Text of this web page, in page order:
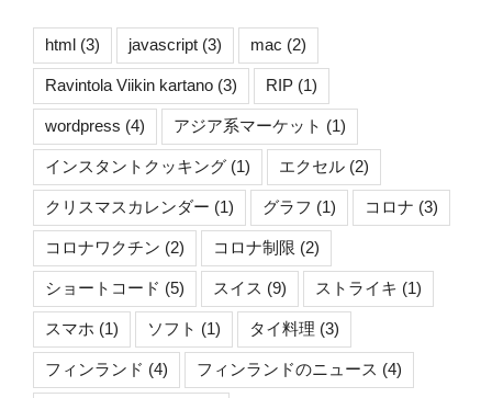
html (3) javascript (3) mac (2)
Ravintola Viikin kartano (3) RIP (1)
wordpress (4) アジア系マーケット (1)
インスタントクッキング (1) エクセル (2)
クリスマスカレンダー (1) グラフ (1) コロナ (3)
コロナワクチン (2) コロナ制限 (2)
ショートコード (5) スイス (9) ストライキ (1)
スマホ (1) ソフト (1) タイ料理 (3)
フィンランド (4) フィンランドのニュース (4)